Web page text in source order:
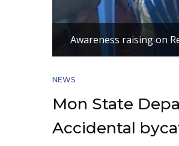
Awareness raising on
NEWS
Mon State
Accidental